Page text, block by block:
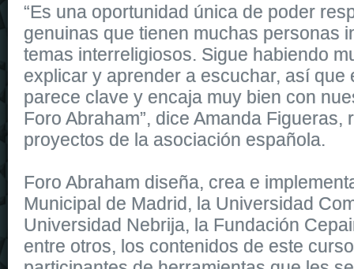
“Es una oportunidad única de poder
genuinas que tienen muchas personas
temas interreligiosos. Sigue habiendo
explicar y aprender a escuchar, así que
parece clave y encaja muy bien con
Foro Abraham”, dice Amanda Figueras,
proyectos de la asociación española.
Foro Abraham diseña, crea e
Municipal de Madrid, la Universidad
Universidad Nebrija, la Fundación
entre otros, los contenidos de este